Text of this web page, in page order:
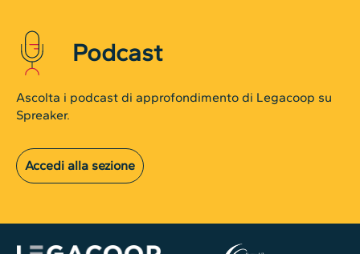
Podcast
Ascolta i podcast di approfondimento di Legacoop su
Spreaker.
Accedi alla sezione